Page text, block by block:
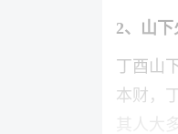
2、山下
丁酉山
本财，
其人大